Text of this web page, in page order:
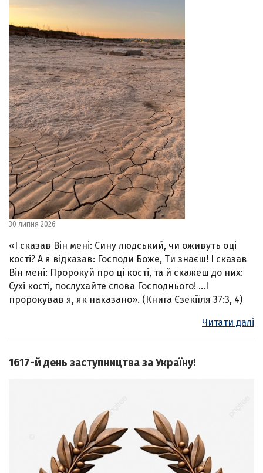
30 липня 2026
«І сказав Він мені: Сину людський, чи оживуть оці
кості? А я відказав: Господи Боже, Ти знаєш! І сказав
Він мені: Пророкуй про ці кості, та й скажеш до них:
Сухі кості, послухайте слова Господнього! …І
пророкував я, як наказано». (Книга Єзекіїля 37:3, 4)
Читати далі
1617-й день заступництва за Україну!